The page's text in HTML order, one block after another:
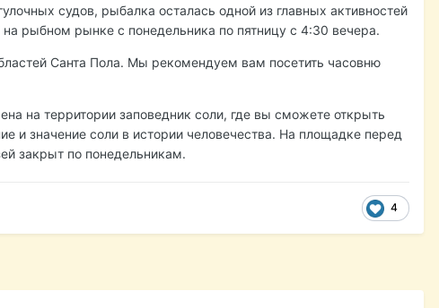
судов, рыбалка осталась одной из главных активностей
рыбном рынке с понедельника по пятницу с 4:30 вечера.
Санта Пола. Мы рекомендуем вам посетить часовню
на территории заповедник соли, где вы сможете открыть
и значение соли в истории человечества. На площадке перед
закрыт по понедельникам.
4